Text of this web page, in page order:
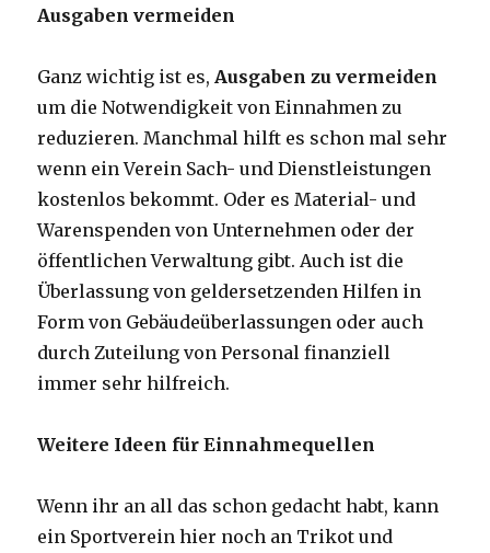
Ausgaben vermeiden
Ganz wichtig ist es, Ausgaben zu vermeiden
um die Notwendigkeit von Einnahmen zu
reduzieren. Manchmal hilft es schon mal sehr
wenn ein Verein Sach- und Dienstleistungen
kostenlos bekommt. Oder es Material- und
Warenspenden von Unternehmen oder der
öffentlichen Verwaltung gibt. Auch ist die
Überlassung von geldersetzenden Hilfen in
Form von Gebäudeüberlassungen oder auch
durch Zuteilung von Personal finanziell
immer sehr hilfreich.
Weitere Ideen für Einnahmequellen
Wenn ihr an all das schon gedacht habt, kann
ein Sportverein hier noch an Trikot und